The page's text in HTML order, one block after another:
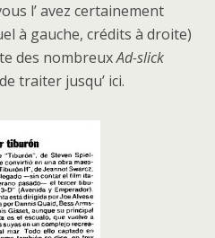
l’ avez certainement
à gauche, crédits à droite)
des nombreuxAd-slick
traiter jusqu’ ici.